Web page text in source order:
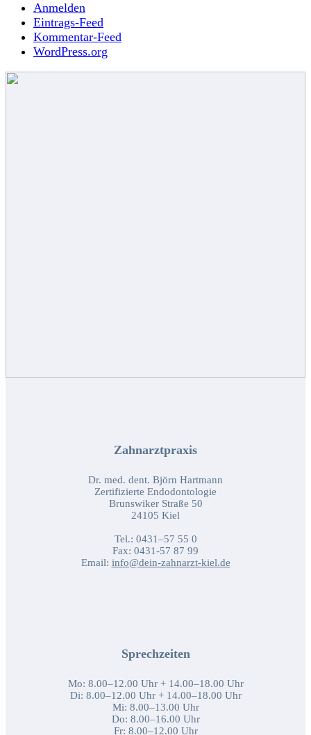
Anmelden
Eintrags-Feed
Kommentar-Feed
WordPress.org
Zahnarztpraxis
Dr. med. dent. Björn Hartmann
Zertifizierte Endodontologie
Brunswiker Straße 50
24105 Kiel
Tel.: 0431–57 55 0
Fax: 0431-57 87 99
Email: info@dein-zahnarzt-kiel.de
Sprechzeiten
Mo: 8.00–12.00 Uhr + 14.00–18.00 Uhr
Di: 8.00–12.00 Uhr + 14.00–18.00 Uhr
Mi: 8.00–13.00 Uhr
Do: 8.00–16.00 Uhr
Fr: 8.00–12.00 Uhr